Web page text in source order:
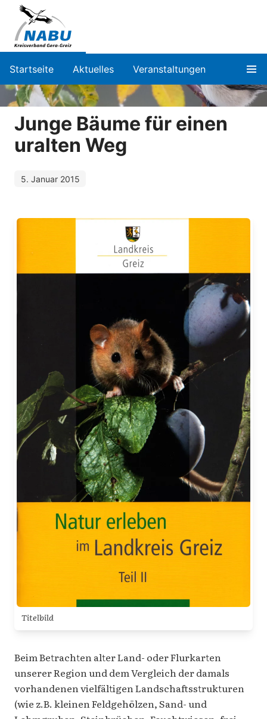
Startseite Aktuelles Veranstaltungen
Junge Bäume für einen
uralten Weg
5. Januar 2015
Titelbild
Beim Betrachten alter Land- oder Flurkarten
unserer Region und dem Vergleich der damals
vorhandenen vielfältigen Landschaftsstrukturen
(wie z.B. kleinen Feldgehölzen, Sand- und